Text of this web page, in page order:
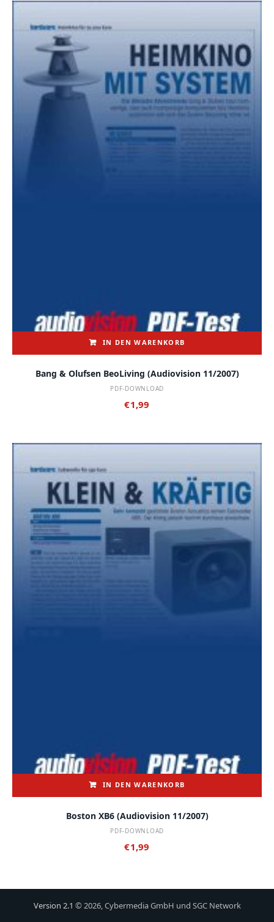
IN DEN WARENKORB
Bang & Olufsen BeoLiving (audiovision 11/2007)
PDF-DOWNLOAD
€1,99
IN DEN WARENKORB
Boston XB6 (audiovision 11/2007)
PDF-DOWNLOAD
€1,99
Version 2.1 © 2026, Cybermedia GmbH und SGC Network